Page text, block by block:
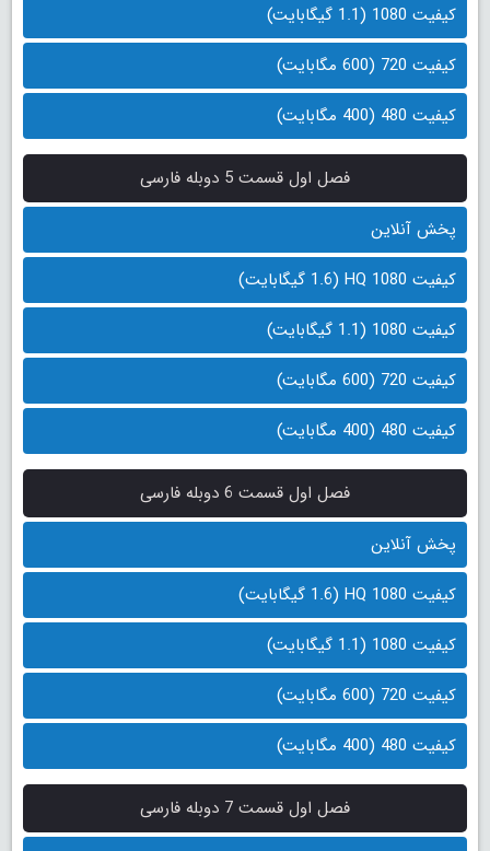
کیفیت 1080 (1.1 گیگابایت)
کیفیت 720 (600 مگابایت)
کیفیت 480 (400 مگابایت)
فصل اول قسمت 5 دوبله فارسی
پخش آنلاین
کیفیت 1080 HQ (1.6 گیگابایت)
کیفیت 1080 (1.1 گیگابایت)
کیفیت 720 (600 مگابایت)
کیفیت 480 (400 مگابایت)
فصل اول قسمت 6 دوبله فارسی
پخش آنلاین
کیفیت 1080 HQ (1.6 گیگابایت)
کیفیت 1080 (1.1 گیگابایت)
کیفیت 720 (600 مگابایت)
کیفیت 480 (400 مگابایت)
فصل اول قسمت 7 دوبله فارسی